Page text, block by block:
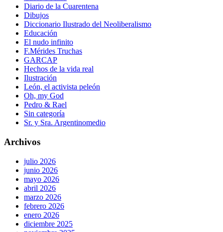
Diario de la Cuarentena
Dibujos
Diccionario Ilustrado del Neoliberalismo
Educación
El nudo infinito
F.Mérides Truchas
GARCAP
Hechos de la vida real
Ilustración
León, el activista peleón
Oh, my God
Pedro & Rael
Sin categoría
Sr. y Sra. Argentinomedio
Archivos
julio 2026
junio 2026
mayo 2026
abril 2026
marzo 2026
febrero 2026
enero 2026
diciembre 2025